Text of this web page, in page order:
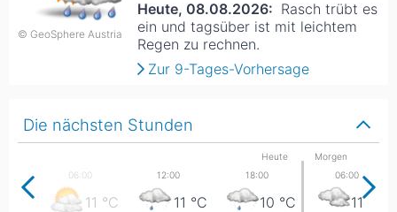
© GeoSphere Austria
Heute, 08.08.2026: Rasch trübt es
ein und tagsüber ist mit leichtem
Regen zu rechnen.
Zur 9-Tages-Vorhersage
Die nächsten Stunden
11 °C 11 °C 10 °C
Heute Morgen
11